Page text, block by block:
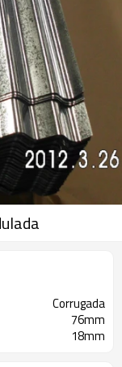
Corrugada
76mm
18mm